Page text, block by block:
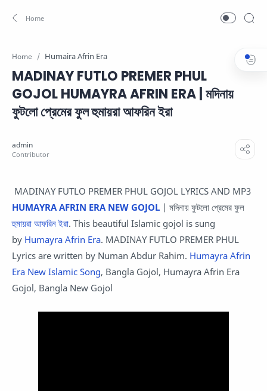
Home Humaira Afrin Era
MADINAY FUTLO PREMER PHUL
GOJOL HUMAYRA AFRIN ERA | মদিনায়
ফুটলো প্রেমের ফুল হুমায়রা আফরিন ইরা
MADINAY FUTLO PREMER PHUL GOJOL LYRICS AND MP3
HUMAYRA AFRIN ERA NEW GOJOL | মদিনায় ফুটলো প্রেমের ফুল
হুমায়রা আফরিন ইরা. This beautiful Islamic gojol is sung
by Humayra Afrin Era. MADINAY FUTLO PREMER PHUL
Lyrics are written by Numan Abdur Rahim. Humayra Afrin
Era New Islamic Song, Bangla Gojol, Humayra Afrin Era
Gojol, Bangla New Gojol